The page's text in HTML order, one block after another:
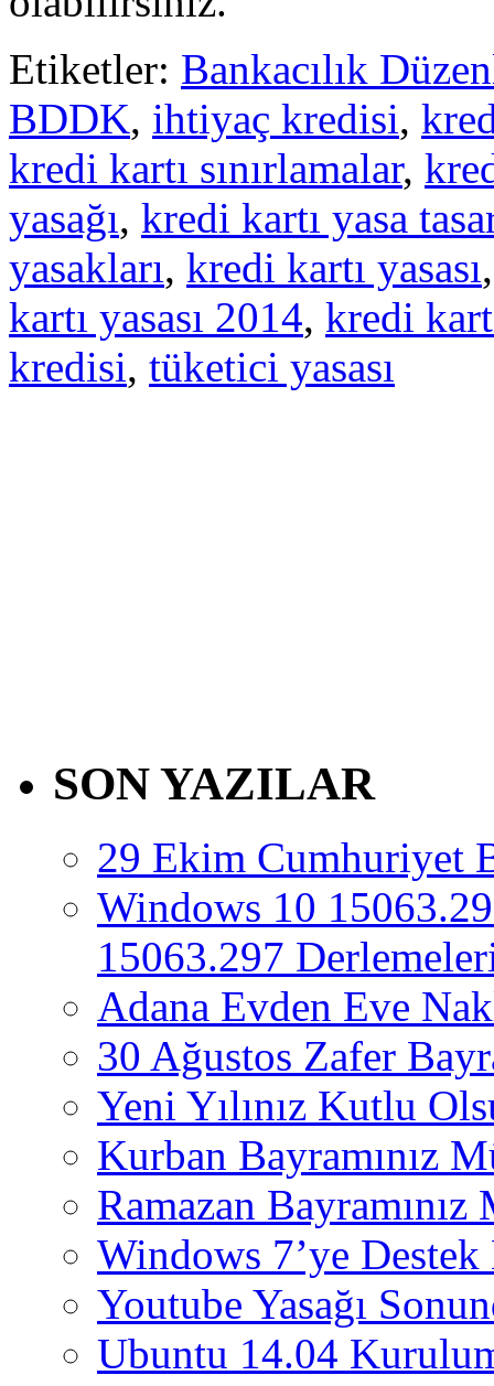
Etiketler: Bankacılık
BDDK, ihtiyaç kredisi,
kredi kartı sınırlamalar,
yasağı, kredi kartı yasa
yasakları, kredi kartı yasası
kartı yasası 2014, kredi
kredisi, tüketici yasası
SON YAZILAR
29 Ekim Cumhuriyet
Windows 10
15063.297
Adana Evden Eve
30 Ağustos Zafer
Yeni Yılınız Kutlu
Kurban Bayramınız
Ramazan
Windows 7’ye
Youtube Yasağı
Ubuntu 14.04